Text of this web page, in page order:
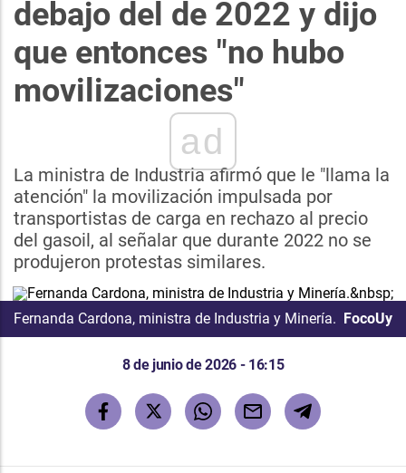
debajo del de 2022 y dijo
que entonces "no hubo
movilizaciones"
ad
La ministra de Industria afirmó que le "llama la
atención" la movilización impulsada por
transportistas de carga en rechazo al precio
del gasoil, al señalar que durante 2022 no se
produjeron protestas similares.
Fernanda Cardona, ministra de Industria y Minería. FocoUy
8 de junio de 2026 - 16:15